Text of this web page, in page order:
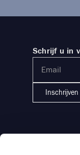
Schrijf u in
Inschrijven